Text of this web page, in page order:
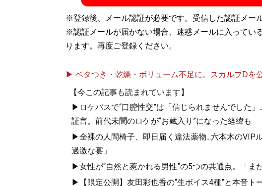
『気遣いを恋と勘違いする
き、最高のベストパートナ
「本当に自分に合うベスト
ぶ男と女の新・心理大全 』
※登録後、メール認証が必要です。受信した認証メー
※認証メールが届かない場合、迷惑メールに入ってい
ります。再度ご登録ください。
▶ ベタつき・乾燥・ボリューム不足に。スカルプDを
【今この記事も読まれています】
▶ロケバスで“口腔性交”は「信じられませんでした
証言。前代未聞のロケが“お蔵入り”になった経緯も
▶全裸の人間椅子、即日届く違法薬物...六本木のVIP
過激な宴」
▶女性が“自然と惹かれる男性”の5つの共通点。「ま
▶【限定公開】友田彩也香の“生ボイス4種”と本音ト